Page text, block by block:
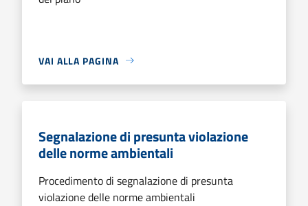
VAI ALLA PAGINA
Segnalazione di presunta violazione
delle norme ambientali
Procedimento di segnalazione di presunta
violazione delle norme ambientali